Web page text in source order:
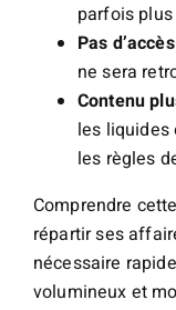
parfois
Pas
ne sera
Contenu
les
les règles
Comprendre
répartir ses
nécessaire
volumineux et